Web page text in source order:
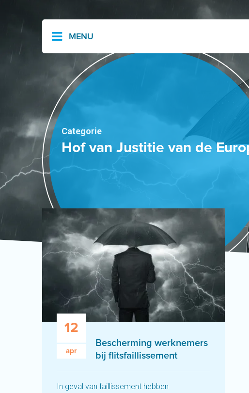
MENU
Categorie
Hof van Justitie van de
12
apr
Bescherming werknemers
bij flitsfaillissement
In geval van faillissement hebben